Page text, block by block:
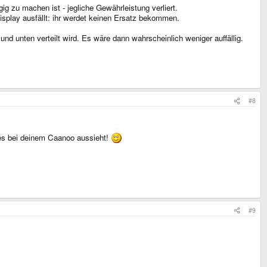
zu machen ist - jegliche Gewährleistung verliert.
ausfällt: ihr werdet keinen Ersatz bekommen.
unten verteilt wird. Es wäre dann wahrscheinlich weniger auffällig.
#8
bei deinem Caanoo aussieht!
#9